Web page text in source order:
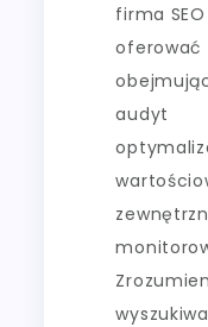
firma
audyt